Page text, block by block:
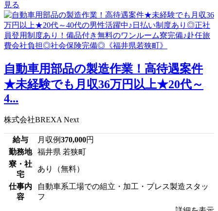
見る
自動車用部品の製造作業！高待遇案件
★未経験でも月収36万円以上★20代～
4...
株式会社BREXA Next
給与 月収例370,000円
勤務地
福井県 若狭町
寮・社
宅
あり（無料）
仕事内
容
自動車系工場での組立・加工・プレス製造スタッ
フ